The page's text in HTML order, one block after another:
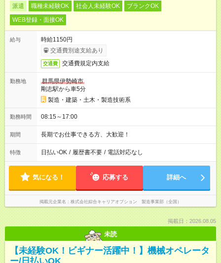
派遣 職種未経験OK 社会人未経験OK
ブランクOK
WEB登録・面接OK
給与
時給1150円
交通費別途支給あり
交通費 交通費規定内支給
勤務地
群馬県伊勢崎市
剛志駅から車5分
製造・建築・土木・製造技術系
勤務時間 08:15～17:00
期間 長期でお仕事できる方、大歓迎！
特徴 日払いOK / 履歴書不要 / 電話対応なし
気になる！ 応募する 詳細へ
掲載元企業名 株式会社綜合キャリアオプション 製造事業部（全国）
掲載日：2026.08.05
未読
【未経験OK！ビギナー活躍中！】機械オペレータ
ー/日払いOK